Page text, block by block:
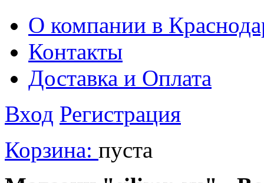
О компании в
Контакты
Доставка и Оплата
Вход Регистрация
Корзина: пуста